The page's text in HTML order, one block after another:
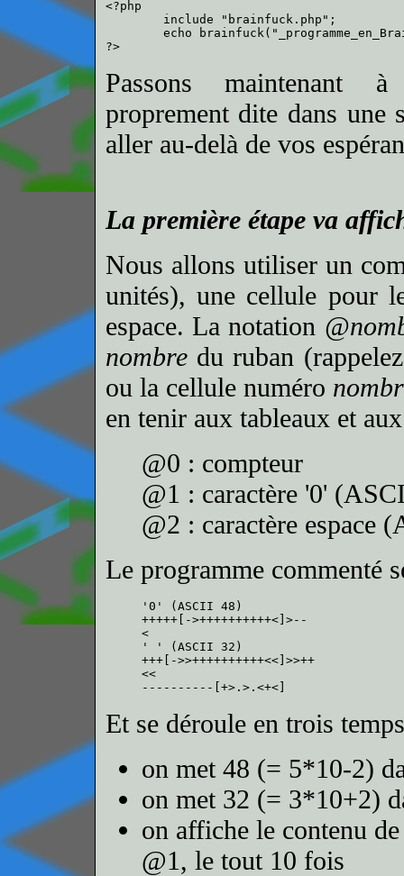
<?php
?>
Passons maintenant
proprement dite dans une
aller au-delà de vos
La première étape va
Nous allons utiliser un
unités), une cellule pour
espace. La notation
nombredu ruban
ou la cellule numéro
en tenir aux tableaux et
@0 : compteur
@1 : caractère '0'
@2 : caractère espace
Le programme commenté
'0' (ASCII 48)
+++++[->++++++++++<]>--
<
' ' (ASCII 32)
+++[->>++++++++++<<]>>++
<<
Et se déroule en trois
on met 48 (= 5*10-2)
on met 32 (= 3*10+2)
on affiche le contenu
@1, le tout 10 fois